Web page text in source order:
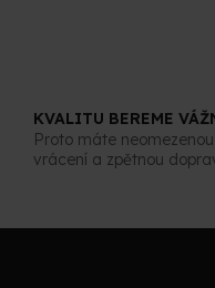
KVALITU BEREME
Proto máte
vrácení a zpětnou